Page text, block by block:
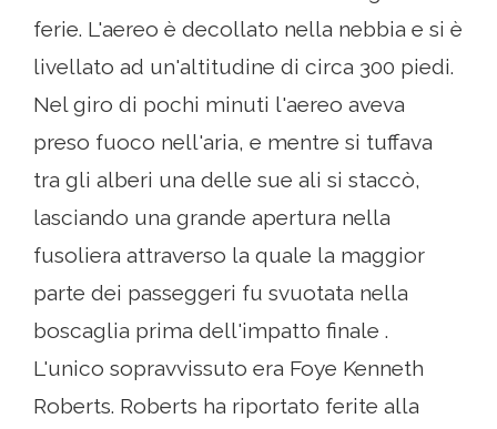
ferie. L'aereo è decollato nella nebbia e si è
livellato ad un'altitudine di circa 300 piedi.
Nel giro di pochi minuti l'aereo aveva
preso fuoco nell'aria, e mentre si tuffava
tra gli alberi una delle sue ali si staccò,
lasciando una grande apertura nella
fusoliera attraverso la quale la maggior
parte dei passeggeri fu svuotata nella
boscaglia prima dell'impatto finale .
L'unico sopravvissuto era Foye Kenneth
Roberts. Roberts ha riportato ferite alla